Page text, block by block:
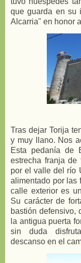
que guarda en su
Alcarria" en honor
Tras dejar Torija
y muy llano. Nos
Esta pedanía de
estrecha franja de
por el valle del río
alimentado por las
calle exterior es
Su carácter de
bastión defensivo,
la antigua puerta
sin duda
descanso en el